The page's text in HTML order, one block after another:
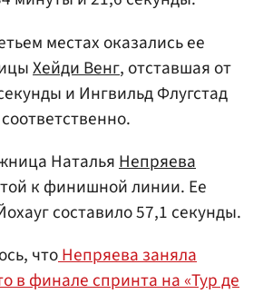
местах оказались ее
Хейди Венг, отставшая от
и Ингвильд Флугстад
НатальяНепряева
к финишной линии. Ее
составило 57,1 секунды.
чтоНепряева заняла
в финале спринта на «Тур де